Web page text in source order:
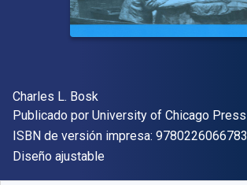
Autor(es)
Charles L. Bosk
Editorial
Publicado por University of Chicago Press
ISBN de versión impresa: 9780226066783
Formato
Diseño ajustable